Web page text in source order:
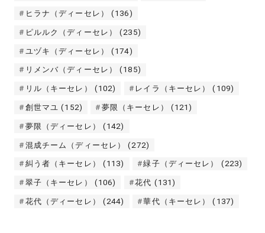
ヒラナ（ディーセレ） (136)
ピルルク（ディーセレ） (235)
ユヅキ（ディーセレ） (174)
リメンバ（ディーセレ） (185)
リル（キーセレ） (102) レイラ（キーセレ） (109)
創世マユ (152) 夢限（キーセレ） (121)
夢限（ディーセレ） (142)
混成チーム（ディーセレ） (272)
糾う者（キーセレ） (113) 緑子（ディーセレ） (223)
翠子（キーセレ） (106) 花代 (131)
花代（ディーセレ） (244) 華代（キーセレ） (137)